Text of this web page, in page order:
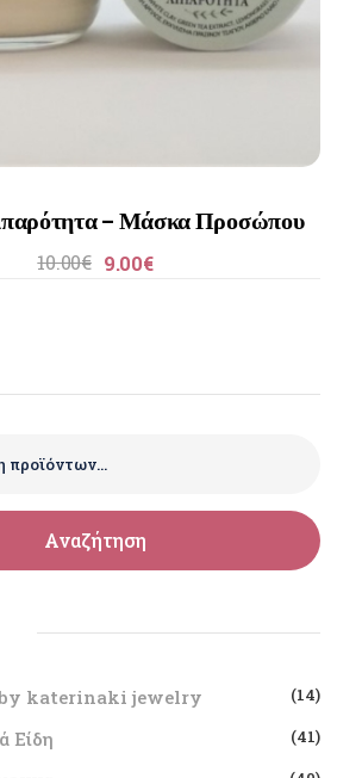
– Μάσκα Προσώπου
9.00€
10.00€
Αναζήτηση
katerinaki jewelry (14)
Είδη (41)